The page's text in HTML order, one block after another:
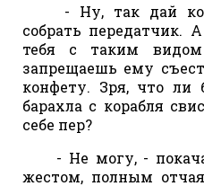
- Ну, так дай
собрать передатчик.
тебя с таким
запрещаешь ему
конфету. Зря, что ли
барахла с корабля
себе пер?
- Не могу, -
жестом, полным